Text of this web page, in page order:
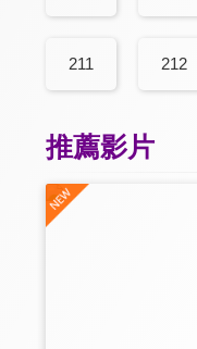
211 212
推薦影片